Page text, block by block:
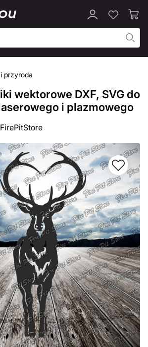
przyroda
wektorowe DXF, SVG do
i plazmowego
FirePitStore